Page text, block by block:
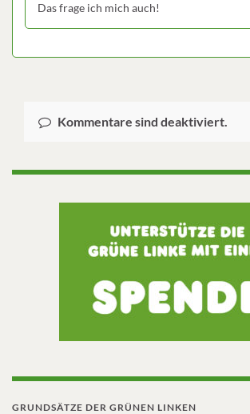
Das frage ich mich auch!
Kommentare sind deaktiviert.
GRUNDSÄTZE DER GRÜNEN LINKEN